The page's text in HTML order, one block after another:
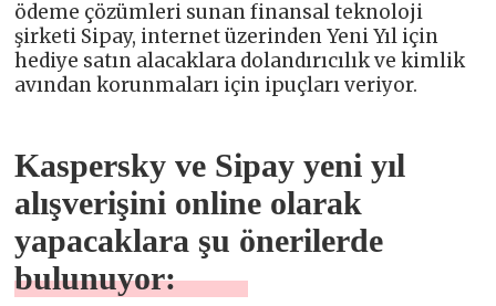
ödeme çözümleri sunan finansal teknoloji
şirketi Sipay, internet üzerinden Yeni Yıl için
hediye satın alacaklara dolandırıcılık ve kimlik
avından korunmaları için ipuçları veriyor.
Kaspersky ve Sipay yeni yıl
alışverişini online olarak
yapacaklara şu önerilerde
bulunuyor: